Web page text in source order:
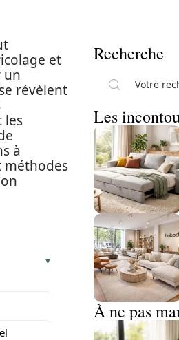
et
un
se révèlent
les
à
méthodes
Recherche
Les
À ne pas